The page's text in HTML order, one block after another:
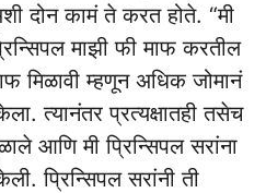
दोन कामं ते करत होते. “मी
माझी फी माफ करतील
मिळावी म्हणून अधिक जोमानं
त्यानंतर प्रत्यक्षातही तसेच
आणि मी प्रिन्सिपल सरांना
प्रिन्सिपल सरांनी ती